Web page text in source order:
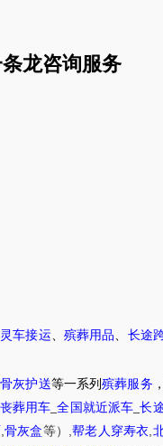
龙咨询服务
灵车接运 殡葬用品
长途
灰护送等一系列殡葬服务
丧葬用车 _全国就近派车 _长
, 骨灰盒等） ,帮老人穿寿衣